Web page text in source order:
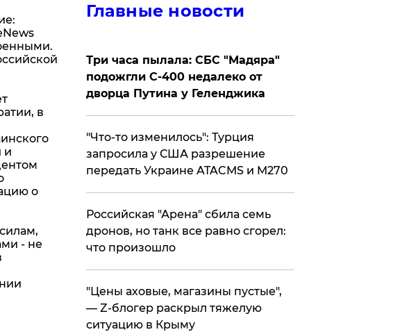
в
и
о
- не
Главные новости
Три часа пылала: СБС "Мадяра"
подожгли С-400 недалеко от
дворца Путина у Геленджика
​"Что-то изменилось": Турция
запросила у США разрешение
передать Украине ATACMS и M270
​Российская "Арена" сбила семь
дронов, но танк все равно сгорел:
что произошло
​"Цены аховые, магазины пустые",
— Z-блогер раскрыл тяжелую
ситуацию в Крыму